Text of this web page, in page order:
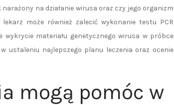
na działanie wirusa oraz czy jego organizm
może również zalecić wykonanie testu PCR
materiału genetycznego wirusa w próbce
ustaleniu najlepszego planu leczenia oraz ocenie
mogą pomóc w